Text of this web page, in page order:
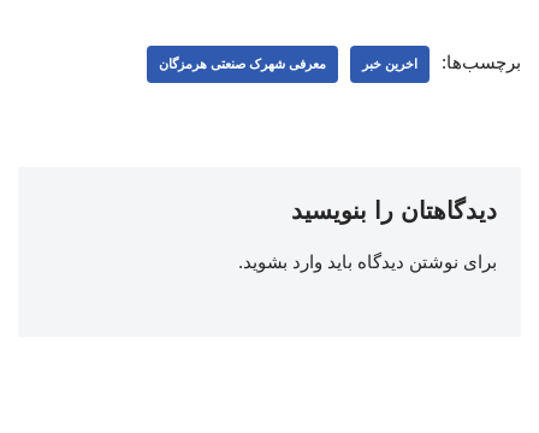
برچسب‌ها: اخرین خبر معرفی شهرک صنعتی هرمزگان
دیدگاهتان را بنویسید
برای نوشتن دیدگاه باید وارد بشوید.